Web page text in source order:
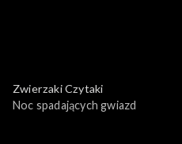
Zwierzaki Czytaki
Noc spadających gwiazd